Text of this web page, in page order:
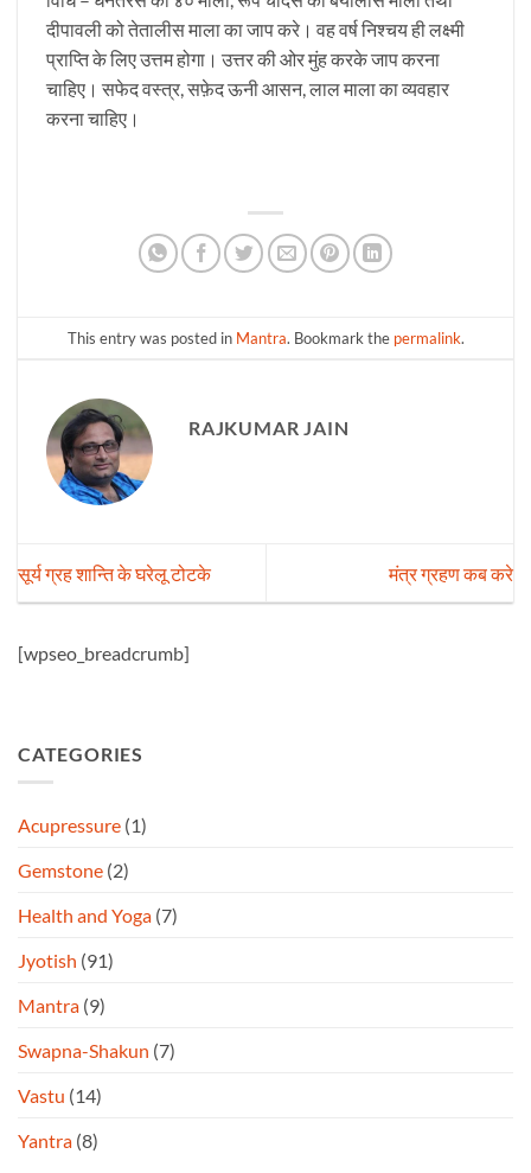
दीपावली को तेतालीस माला का जाप करे। वह वर्ष निश्चय ही लक्ष्मी
प्राप्ति के लिए उत्तम होगा। उत्तर की ओर मुंह करके जाप करना
चाहिए। सफेद वस्त्र, सफ़ेद ऊनी आसन, लाल माला का व्यवहार
करना चाहिए।
This entry was posted in Mantra. Bookmark the permalink.
RAJKUMAR JAIN
सूर्य ग्रह शान्ति के घरेलू टोटके मंत्र ग्रहण कब करे
[wpseo_breadcrumb]
CATEGORIES
Acupressure (1)
Gemstone (2)
Health and Yoga (7)
Jyotish (91)
Mantra (9)
Swapna-Shakun (7)
Vastu (14)
Yantra (8)